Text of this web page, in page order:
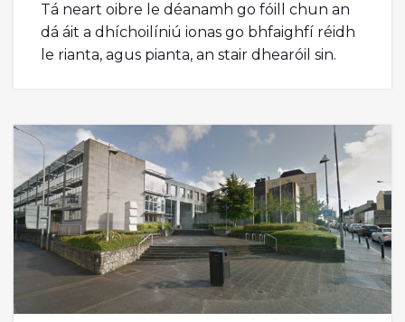
Tá neart oibre le déanamh go fóill chun an
dá áit a dhíchoilíniú ionas go bhfaighfí réidh
le rianta, agus pianta, an stair dhearóil sin.